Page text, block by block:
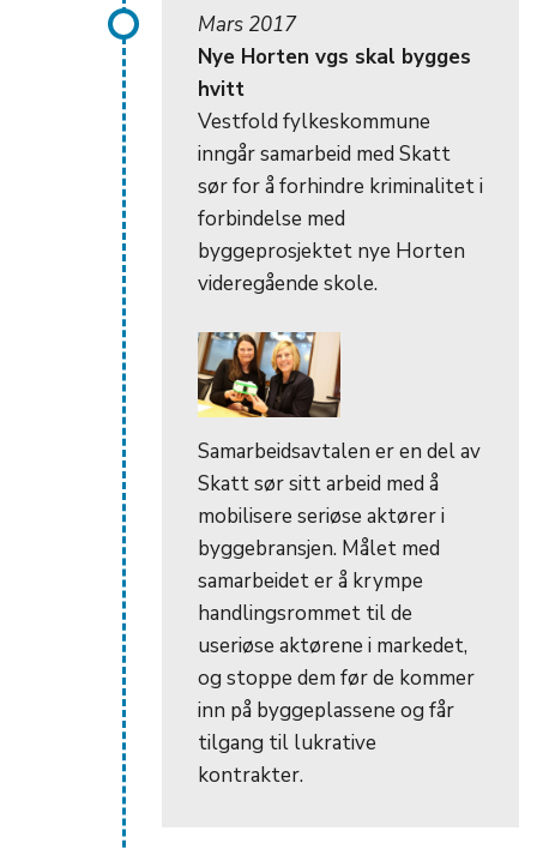
Mars 2017
Nye Horten vgs skal bygges
hvitt
Vestfold fylkeskommune
inngår samarbeid med Skatt
sør for å forhindre kriminalitet i
forbindelse med
byggeprosjektet nye Horten
videregående skole.
Samarbeidsavtalen er en del av
Skatt sør sitt arbeid med å
mobilisere seriøse aktører i
byggebransjen. Målet med
samarbeidet er å krympe
handlingsrommet til de
useriøse aktørene i markedet,
og stoppe dem før de kommer
inn på byggeplassene og får
tilgang til lukrative
kontrakter.